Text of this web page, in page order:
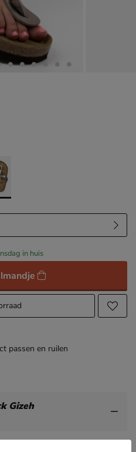
in huis
passen en ruilen
Gizeh